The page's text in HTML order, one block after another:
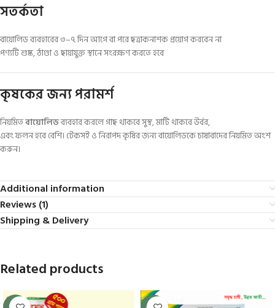
সতর্কতা
বায়োলিড ব্যবহারের ৩–৭ দিন আগে বা পরে ছত্রাকনাশক প্রয়োগ করবেন না
পণ্যটি শুষ্ক, ঠাণ্ডা ও ছায়াযুক্ত স্থানে সংরক্ষণ করতে হবে
কৃষকের জন্য পরামর্শ
নিয়মিতবায়োলিডব্যবহার করলে গাছ থাকবে সুস্থ, মাটি থাকবে উর্বর,
এবং ফলন হবে বেশি। টেকসই ও নিরাপদ কৃষির জন্য বায়োলিডকে চাষাবাদের নিয়মিত অংশ
করুন।
Additional information
Reviews (1)
Shipping & Delivery
Related products